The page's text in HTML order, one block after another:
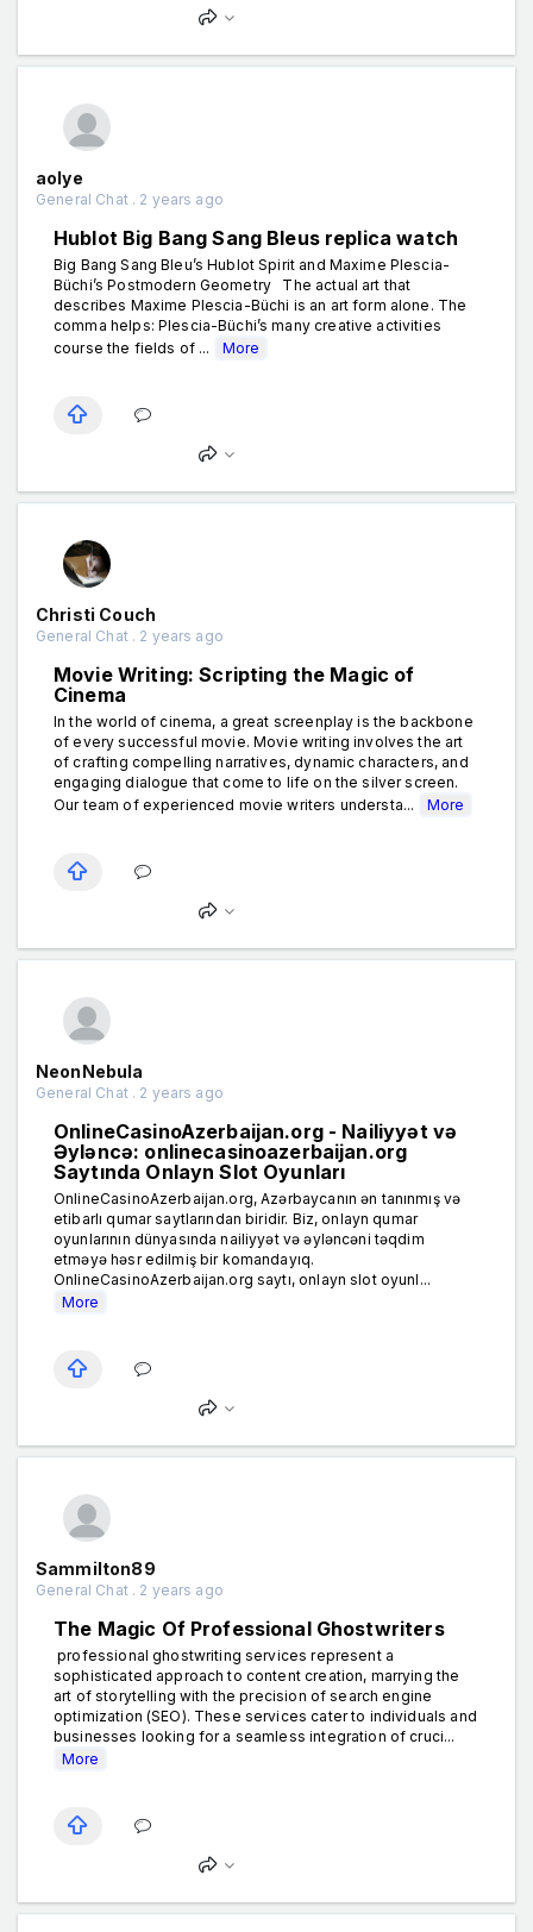
aolye
General Chat . 2 years ago
Hublot Big Bang Sang Bleus replica watch
Big Bang Sang Bleu’s Hublot Spirit and Maxime Plescia-
Büchi’s Postmodern Geometry The actual art that
describes Maxime Plescia-Büchi is an art form alone. The
comma helps: Plescia-Büchi’s many creative activities
course the fields of ...
More
Christi Couch
General Chat . 2 years ago
Movie Writing: Scripting the Magic of
Cinema
In the world of cinema, a great screenplay is the backbone
of every successful movie. Movie writing involves the art
of crafting compelling narratives, dynamic characters, and
engaging dialogue that come to life on the silver screen.
Our team of experienced movie writers understa...
More
NeonNebula
General Chat . 2 years ago
OnlineCasinoAzerbaijan.org - Nailiyyət və
Əyləncə: onlinecasinoazerbaijan.org
Saytında Onlayn Slot Oyunları
OnlineCasinoAzerbaijan.org, Azərbaycanın ən tanınmış və
etibarlı qumar saytlarından biridir. Biz, onlayn qumar
oyunlarının dünyasında nailiyyət və əyləncəni təqdim
etməyə həsr edilmiş bir komandayıq.
OnlineCasinoAzerbaijan.org saytı, onlayn slot oyunl...
More
Sammilton89
General Chat . 2 years ago
The Magic Of Professional Ghostwriters
professional ghostwriting services represent a
sophisticated approach to content creation, marrying the
art of storytelling with the precision of search engine
optimization (SEO). These services cater to individuals and
businesses looking for a seamless integration of cruci...
More